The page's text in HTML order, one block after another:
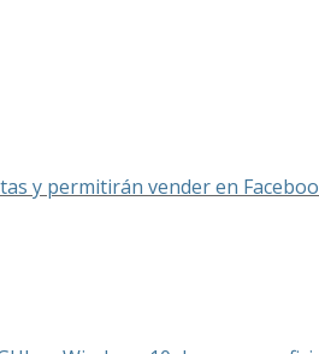
y permitirán vender en